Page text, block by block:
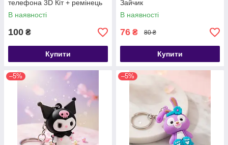
телефона 3D Кіт + ремінець
В наявності
100 ₴
Купити
Зайчик
В наявності
76 ₴ 80 ₴
Купити
–5% –5%